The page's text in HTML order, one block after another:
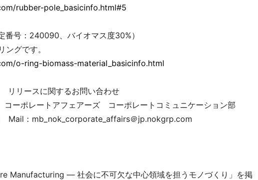
rubber-pole_basicinfo.html#5
号：240090、バイオマス度30%）
グです。
o-ring-biomass-material_basicinfo.html
るお問い合わせ
ーポレートアフェアーズ コーポレートコミュニケーション部
mb_nok_corporate_affairs＠jp.nokgrp.com
Manufacturing ― 社会に不可欠な中心領域を担うモノづくり」を掲